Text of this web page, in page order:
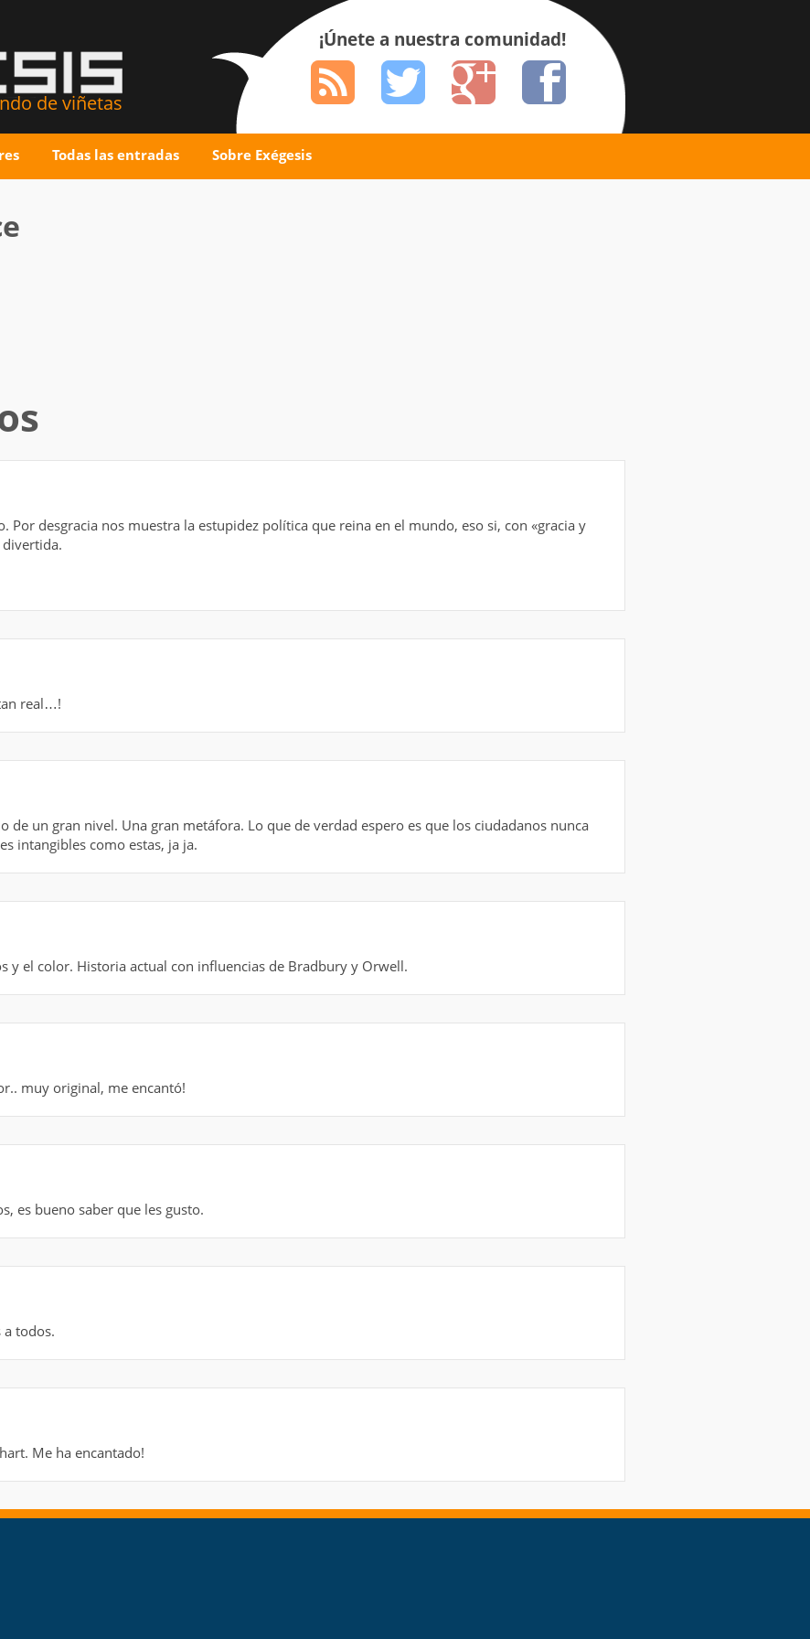
de viñetas
¡Únete a nuestra comunidad!
Todas las entradas Sobre Exégesis
Por desgracia nos muestra la estupidez política que reina en el mundo, eso si, con «gracia y
real…!
de un gran nivel. Una gran metáfora. Lo que de verdad espero es que los ciudadanos nunca
intangibles como estas, ja ja.
y el color. Historia actual con influencias de Bradbury y Orwell.
muy original, me encantó!
es bueno saber que les gusto.
todos.
Me ha encantado!